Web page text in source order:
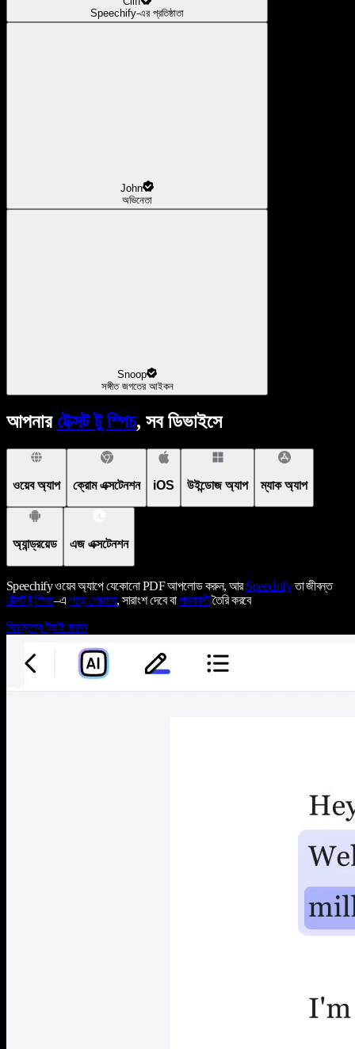
Speechify-এর প্রতিষ্ঠাতা
John
অভিনেতা
Snoop
সঙ্গীত জগতের আইকন
আপনার টেক্সট টু স্পিচ, সব ডিভাইসে
ওয়েব অ্যাপ ক্রোম এক্সটেনশন iOS উইন্ডোজ অ্যাপ ম্যাক অ্যাপ
অ্যান্ড্রয়েড এজ এক্সটেনশন
Speechify ওয়েব অ্যাপে যেকোনো PDF আপলোড করুন, আরSpeechifyতা জীবন্ত
টেক্সট টু স্পিচ–এপড়ে শোনাবে, সারাংশ দেবে বাপডকাস্টতৈরি করবে
বিনামূল্যে ট্রাই করুন